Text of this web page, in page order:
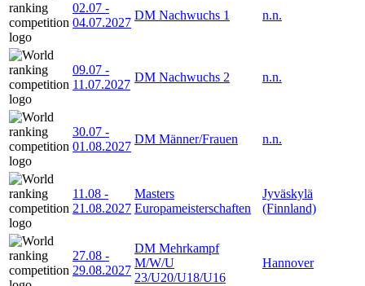
02.07 -
04.07.2027
DM Nachwuchs 1 n.n.
09.07 -
11.07.2027
DM Nachwuchs 2 n.n.
30.07 -
01.08.2027
DM Männer/Frauen n.n.
11.08 -
21.08.2027
Masters
Europameisterschaften
Jyväskylä
(Finnland)
27.08 -
29.08.2027
DM Mehrkampf
M/W/U
23/U20/U18/U16
Hannover